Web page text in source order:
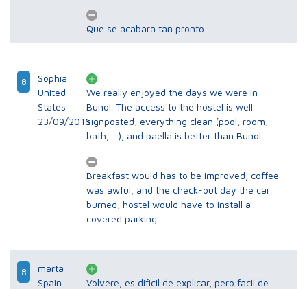
Que se acabara tan pronto
8
Sophia
United
States
23/09/2016
We really enjoyed the days we were in
Bunol. The access to the hostel is well
signposted, everything clean (pool, room,
bath, ...), and paella is better than Bunol.
Breakfast would has to be improved, coffee
was awful, and the check-out day the car
burned, hostel would have to install a
covered parking.
8
marta
Spain
Volvere, es dificil de explicar, pero facil de